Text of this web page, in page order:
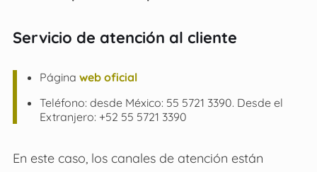
Servicio de atención al cliente
Página web oficial
Teléfono: desde México: 55 5721 3390. Desde el
Extranjero: +52 55 5721 3390
En este caso, los canales de atención están